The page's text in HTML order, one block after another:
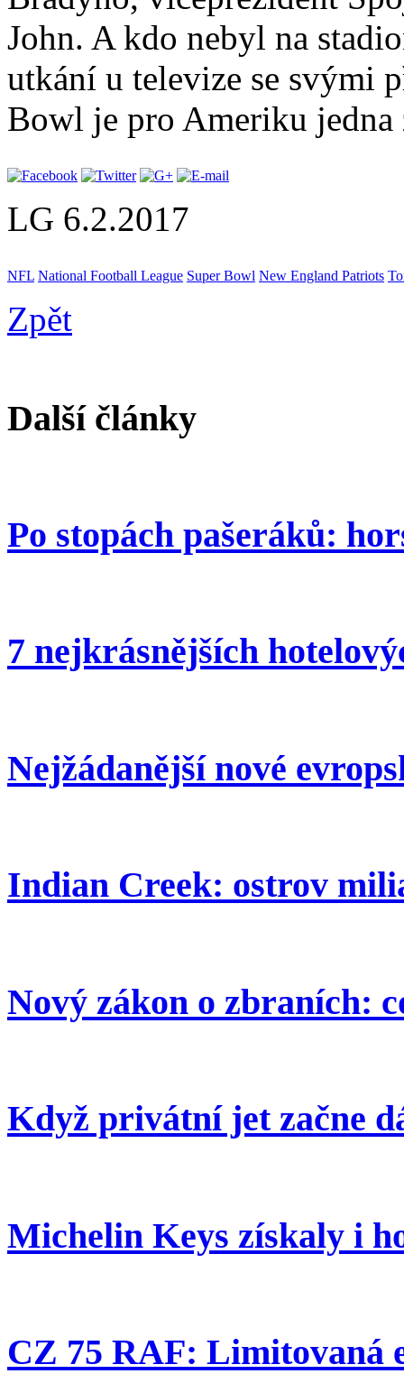
John. A kdo nebyl na
utkání u televize se svými
Bowl je pro Ameriku jedna
LG 6.2.2017
NFL National Football League Super Bowl New England Patriots
Zpět
Další články
Po stopách pašeráků:
7 nejkrásnějších
Nejžádanější nové
Indian Creek: ostrov
Nový zákon o zbraních:
Když privátní jet začne
Michelin Keys získaly i
CZ 75 RAF: Limitovaná